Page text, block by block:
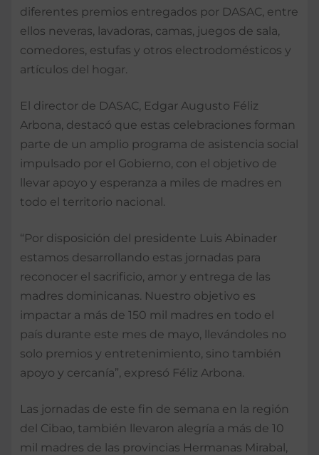
diferentes premios entregados por DASAC, entre
ellos neveras, lavadoras, camas, juegos de sala,
comedores, estufas y otros electrodomésticos y
artículos del hogar.
El director de DASAC, Edgar Augusto Féliz
Arbona, destacó que estas celebraciones forman
parte de un amplio programa de asistencia social
impulsado por el Gobierno, con el objetivo de
llevar apoyo y esperanza a miles de madres en
todo el territorio nacional.
“Por disposición del presidente Luis Abinader
estamos desarrollando estas jornadas para
reconocer el sacrificio, amor y entrega de las
madres dominicanas. Nuestro objetivo es
impactar a más de 150 mil madres en todo el
país durante este mes de mayo, llevándoles no
solo premios y entretenimiento, sino también
apoyo y cercanía”, expresó Féliz Arbona.
Las jornadas de este fin de semana en la región
del Cibao, también llevaron alegría a más de 10
mil madres de las provincias Hermanas Mirabal,